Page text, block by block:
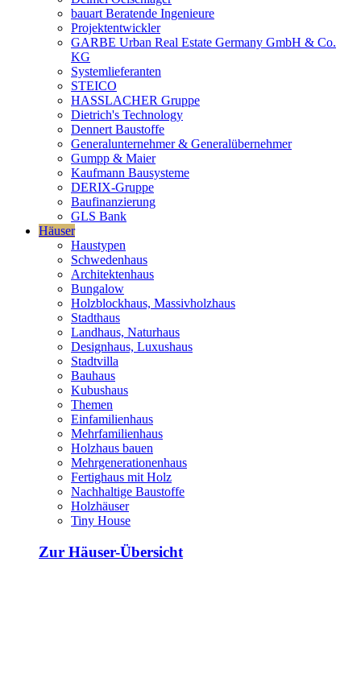
bauart Beratende Ingenieure
Projektentwickler
GARBE Urban Real Estate Germany GmbH & Co.
KG
Systemlieferanten
STEICO
HASSLACHER Gruppe
Dietrich's Technology
Dennert Baustoffe
Generalunternehmer & Generalübernehmer
Gumpp & Maier
Kaufmann Bausysteme
DERIX-Gruppe
Baufinanzierung
GLS Bank
Häuser
Haustypen
Schwedenhaus
Architektenhaus
Bungalow
Holzblockhaus, Massivholzhaus
Stadthaus
Landhaus, Naturhaus
Designhaus, Luxushaus
Stadtvilla
Bauhaus
Kubushaus
Themen
Einfamilienhaus
Mehrfamilienhaus
Holzhaus bauen
Mehrgenerationenhaus
Fertighaus mit Holz
Nachhaltige Baustoffe
Holzhäuser
Tiny House
Zur Häuser-Übersicht